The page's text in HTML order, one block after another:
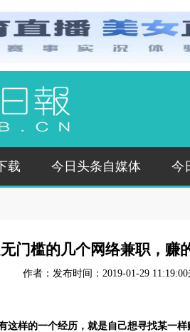
载 今日头条自媒体 今
门槛的几个网络兼职，赚
作者： 发布时间：2019-01-29 11:19:00
这样的一个经历，就是自己想寻找某一